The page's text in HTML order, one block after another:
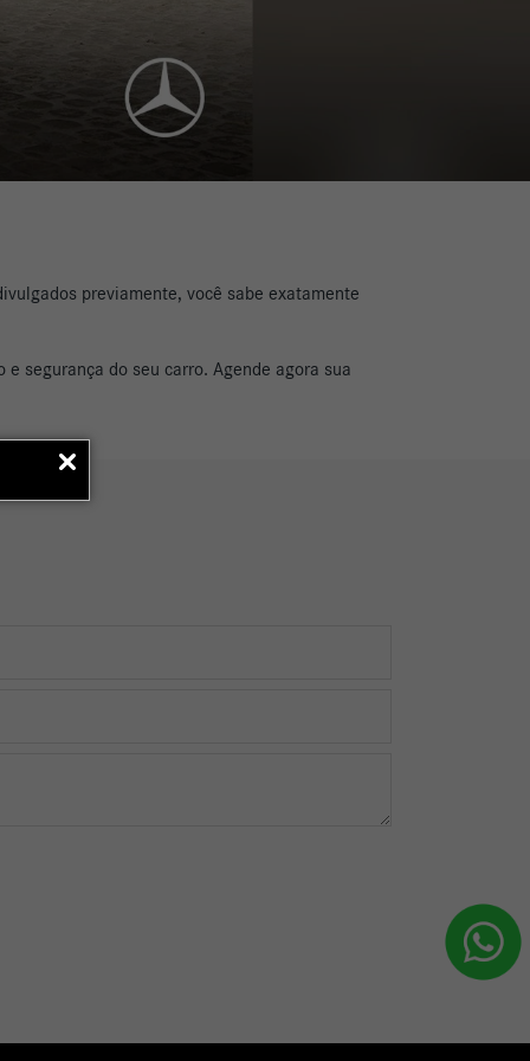
previamente, você sabe exatamente
segurança do seu carro. Agende agora sua